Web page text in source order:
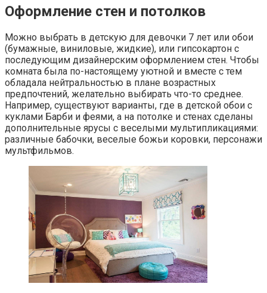
Оформление стен и потолков
Можно выбрать в детскую для девочки 7 лет или обои
(бумажные, виниловые, жидкие), или гипсокартон с
последующим дизайнерским оформлением стен. Чтобы
комната была по-настоящему уютной и вместе с тем
обладала нейтральностью в плане возрастных
предпочтений, желательно выбирать что-то среднее.
Например, существуют варианты, где в детской обои с
куклами Барби и феями, а на потолке и стенах сделаны
дополнительные ярусы с веселыми мультипликациями:
различные бабочки, веселые божьи коровки, персонажи
мультфильмов.